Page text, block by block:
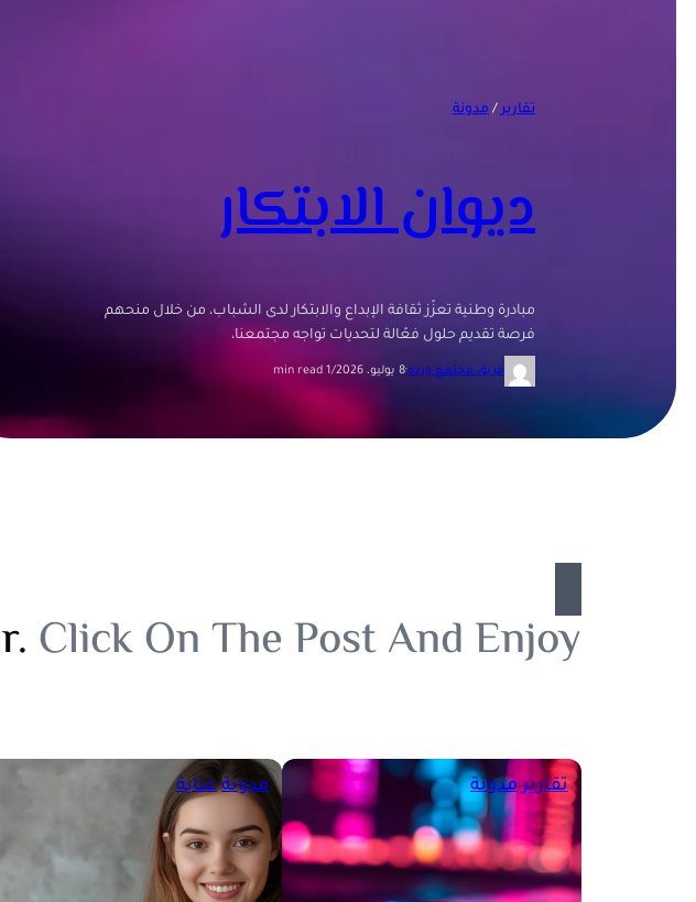
تقارير / مدونة
ديوان الابتكار
مبادرة وطنية تعزّز ثقافة الإبداع والابتكار لدى الشباب، من خلال منحهم
فرصة تقديم حلول فعّالة لتحديات تواجه مجتمعنا،
فريق مجتمع وردة·8 يوليو، 2026 /
1 min read
Click On The Post And Enjoy.
تقارير مدونة مدونة عناية